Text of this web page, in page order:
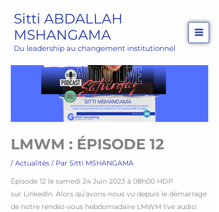
contenu
Sitti ABDALLAH
MSHANGAMA
Du leadership au changement institutionnel
LMWM : ÉPISODE 12
/ Actualités/ Par Sitti MSHANGAMA
Épisode 12 le samedi 24 Juin 2023 à 08h00 HDP
sur LinkedIn. Alors qu’avons-nous vu depuis le démarrage
de notre rendez-vous hebdomadaire LMWM live audio: